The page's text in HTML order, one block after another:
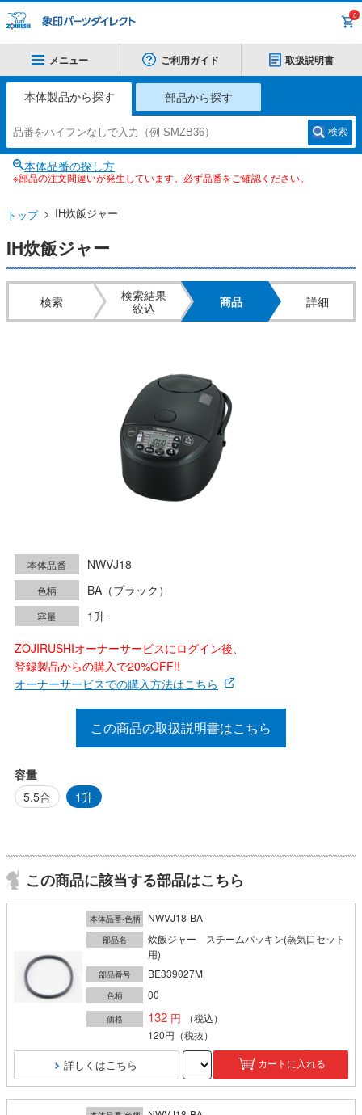
0
メニュー ご利用ガイド 取扱説明書
本体製品から探す 部品から探す
検索
本体品番の探し方
※部品の注文間違いが発生しています。必ず品番をご確認ください。
トップ IH炊飯ジャー
IH炊飯ジャー
検索
検索結果
絞込
商品 詳細
本体品番 NWVJ18
色柄 BA（ブラック）
容量
1升
ZOJIRUSHIオーナーサービスにログイン後、
登録製品からの購入で20%OFF!!
オーナーサービスでの購入方法はこちら
この商品の取扱説明書はこちら
容量
5.5合
1升
この商品に該当する部品はこちら
本体品番-色柄 NWVJ18-BA
部品名
炊飯ジャー スチームパッキン(蒸気口セット
用)
部品番号 BE339027M
色柄 00
価格 132
（税込）
120円 （税抜）
詳しくはこちら カートに入れる